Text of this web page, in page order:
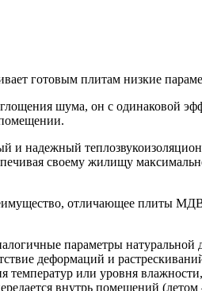
готовым плитам низкие
шума, он с одинаковой
и надежный
своему жилищу
отличающее плиты
параметры натуральной
деформаций и
или уровня
внутрь помещений